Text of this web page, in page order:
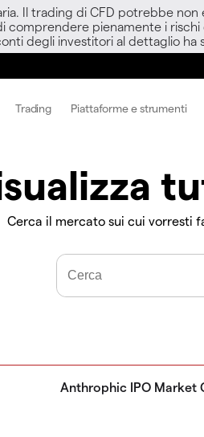
Il trading di CFD potrebbe
comprendere pienamente i
degli investitori al dettaglio ha
Trading Piattaforme e strumenti
Cerca il mercato sui cui vorresti
Anthrophic IPO Market